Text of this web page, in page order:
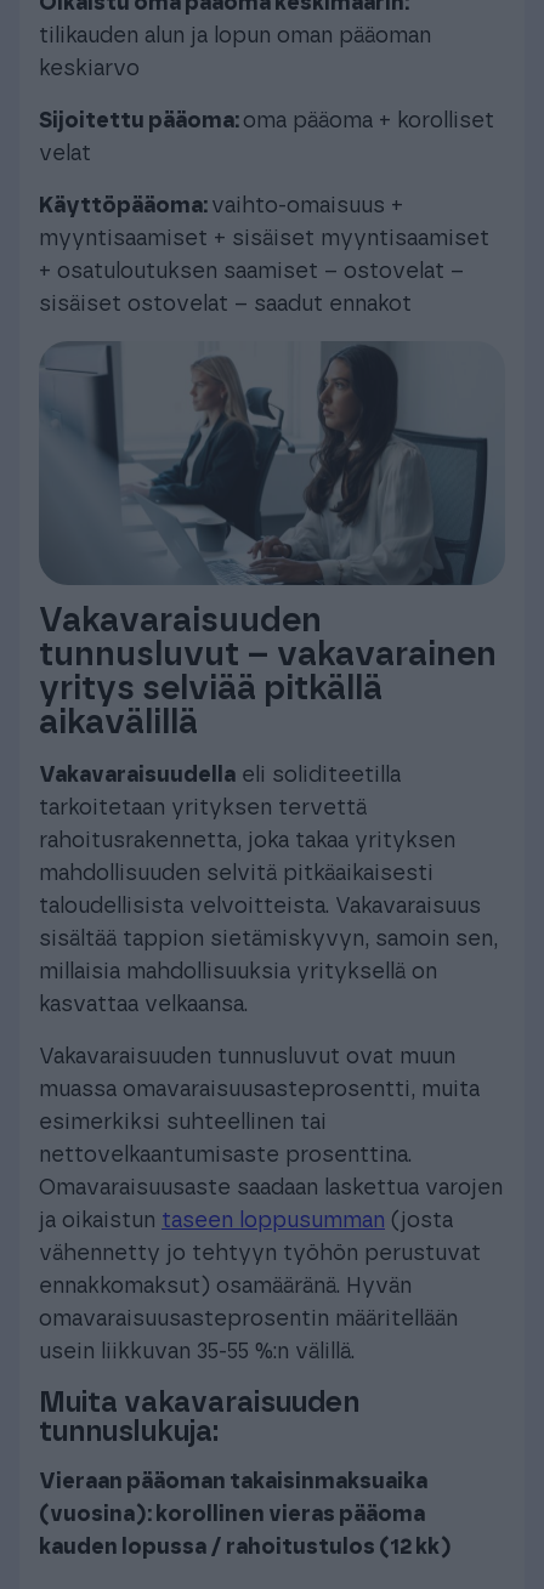
tilikauden alun ja lopun oman pääoman
keskiarvo
Sijoitettu pääoma: oma pääoma + korolliset
velat
Käyttöpääoma: vaihto-omaisuus +
myyntisaamiset + sisäiset myyntisaamiset
+ osatuloutuksen saamiset – ostovelat –
sisäiset ostovelat – saadut ennakot
Vakavaraisuuden
tunnusluvut – vakavarainen
yritys selviää pitkällä
aikavälillä
Vakavaraisuudella eli soliditeetilla
tarkoitetaan yrityksen tervettä
rahoitusrakennetta, joka takaa yrityksen
mahdollisuuden selvitä pitkäaikaisesti
taloudellisista velvoitteista. Vakavaraisuus
sisältää tappion sietämiskyvyn, samoin sen,
millaisia mahdollisuuksia yrityksellä on
kasvattaa velkaansa.
Vakavaraisuuden tunnusluvut ovat muun
muassa omavaraisuusasteprosentti, muita
esimerkiksi suhteellinen tai
nettovelkaantumisaste prosenttina.
Omavaraisuusaste saadaan laskettua varojen
ja oikaistun taseen loppusumman (josta
vähennetty jo tehtyyn työhön perustuvat
ennakkomaksut) osamääränä. Hyvän
omavaraisuusasteprosentin määritellään
usein liikkuvan 35-55 %:n välillä.
Muita vakavaraisuuden
tunnuslukuja:
Vieraan pääoman takaisinmaksuaika
(vuosina): korollinen vieras pääoma
kauden lopussa / rahoitustulos (12 kk)